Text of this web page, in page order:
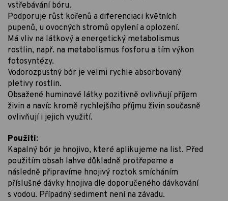
vstřebávání bóru.
Podporuje růst kořenů a diferenciaci květních
pupenů, u ovocných stromů opylení a oplození.
Má vliv na látkový a energetický metabolismus
rostlin, např. na metabolismus fosforu a tím výkon
fotosyntézy.
Vodorozpustný bór je velmi rychle absorbovaný
pletivy rostlin.
Obsažené huminové látky pozitivně ovlivňují příjem
živin a navíc kromě rychlejšího příjmu živin současně
ovlivňují i jejich využití.
Použítí:
Kapalný bór je hnojivo, které aplikujeme na list. Před
použitím obsah lahve důkladně protřepeme a
následně připravíme hnojivý roztok smícháním
příslušné dávky hnojiva dle doporučeného dávkování
s vodou. Případný sediment není na závadu.